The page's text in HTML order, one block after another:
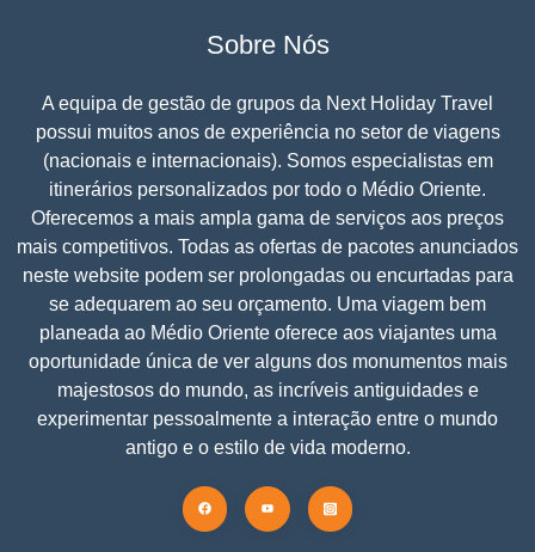
Sobre Nós
A equipa de gestão de grupos da Next Holiday Travel
possui muitos anos de experiência no setor de viagens
(nacionais e internacionais). Somos especialistas em
itinerários personalizados por todo o Médio Oriente.
Oferecemos a mais ampla gama de serviços aos preços
mais competitivos. Todas as ofertas de pacotes anunciados
neste website podem ser prolongadas ou encurtadas para
se adequarem ao seu orçamento. Uma viagem bem
planeada ao Médio Oriente oferece aos viajantes uma
oportunidade única de ver alguns dos monumentos mais
majestosos do mundo, as incríveis antiguidades e
experimentar pessoalmente a interação entre o mundo
antigo e o estilo de vida moderno.